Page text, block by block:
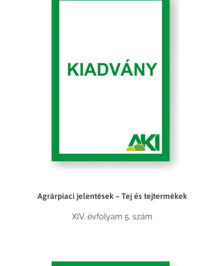
Agrárpiaci jelentések – Tej és tejtermékek
XIV. évfolyam 5. szám